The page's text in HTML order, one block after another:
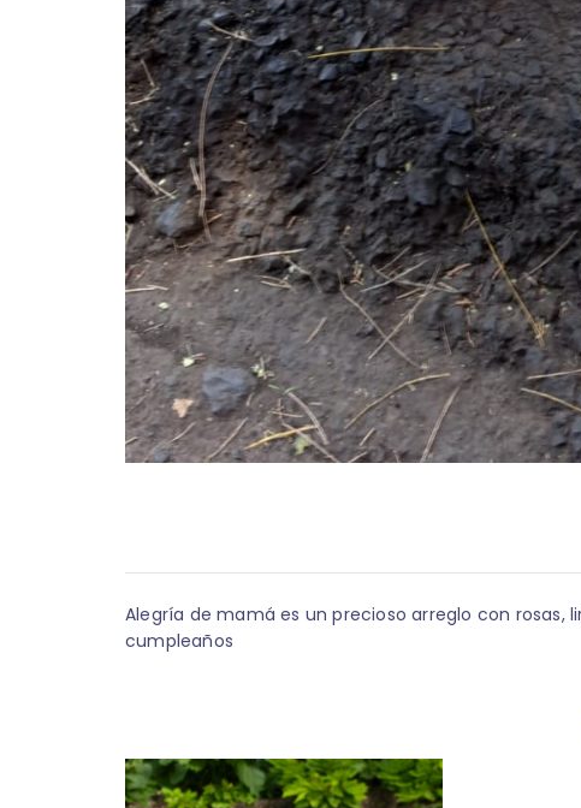
Alegría de mamá es un precioso arreglo con rosas,
cumpleaños